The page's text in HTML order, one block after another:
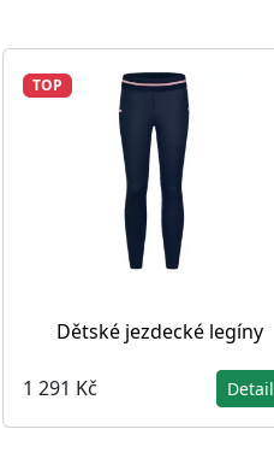
TOP
Dětské jezdecké legíny
1 291 Kč Detail